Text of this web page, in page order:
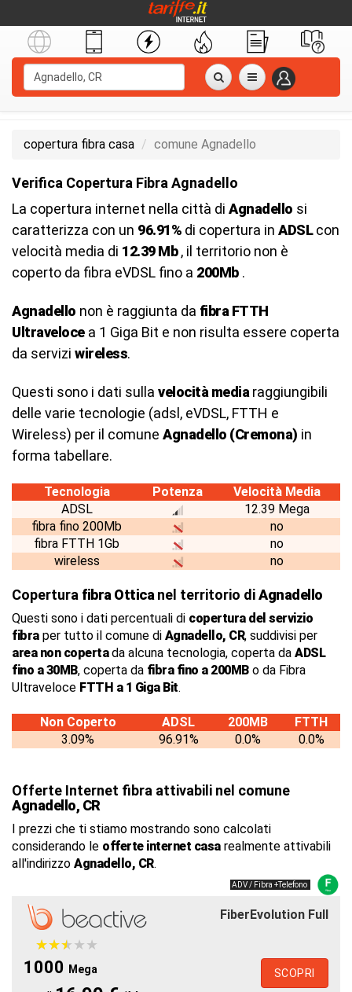
copertura fibra casa comune Agnadello
Verifica Copertura Fibra Agnadello
La copertura internet nella città di Agnadello si
caratterizza con un 96.91% di copertura in ADSLcon
velocità media di 12.39 Mb, il territorio non è
coperto da fibra eVDSL fino a 200Mb.
Agnadello non è raggiunta da fibra FTTH
Ultravelocea 1 Giga Bit e non risulta essere coperta
da servizi wireless.
Questi sono i dati sulla velocità media raggiungibili
delle varie tecnologie (adsl, eVDSL, FTTH e
Wireless) per il comune Agnadello (Cremona) in
forma tabellare.
Tecnologia Potenza
Velocità Media
ADSL
12.39 Mega
fibra fino 200Mb
no
fibra FTTH 1Gb
no
wireless
no
Copertura fibra Ottica nel territorio diAgnadello
Questi sono i dati percentuali di copertura del servizio
fibraper tutto il comune di Agnadello, CR, suddivisi per
area non copertada alcuna tecnologia, coperta da ADSL
fino a 30MB, coperta da fibra fino a 200MBo da Fibra
Ultraveloce FTTH a 1 Giga Bit.
Non Coperto ADSL 200MB
FTTH
3.09%
96.91% 0.0% 0.0%
Offerte Internet fibra attivabili nel comune
Agnadello, CR
I prezzi che ti stiamo mostrando sono calcolati
considerando le offerte internet casarealmente attivabili
all'indirizzo Agnadello, CR.
ADV / Fibra +Telefono
FiberEvolution Full
★★★★★
★★★★★
1000 Mega SCOPRI